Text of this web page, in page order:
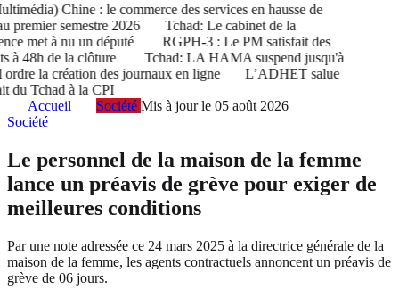
Chine : le commerce des services en hausse de
semestre 2026
Tchad: Le cabinet de la
met à nu un député
RGPH-3 : Le PM satisfait des
à 48h de la clôture
Tchad: LA HAMA suspend jusqu'à
la création des journaux en ligne
L’ADHET salue
Tchad à la CPI
Accueil
Société Mis à jour le 05 août 2026
Société
Le personnel de la maison de la femme
lance un préavis de grève pour exiger de
meilleures conditions
Par une note adressée ce 24 mars 2025 à la directrice générale de la
maison de la femme, les agents contractuels annoncent un préavis de
grève de 06 jours.